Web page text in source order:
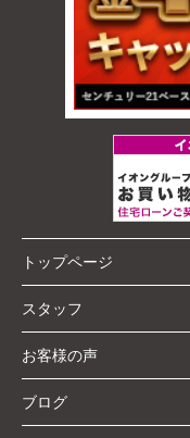
トップページ
スタッフ
お客様の声
ブログ